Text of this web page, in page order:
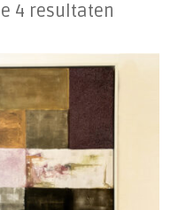
4 resultaten